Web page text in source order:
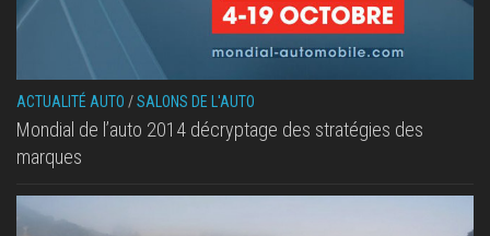
ACTUALITÉ AUTO /SALONS DE L'AUTO
Mondial de l’auto 2014 décryptage des stratégies des
marques